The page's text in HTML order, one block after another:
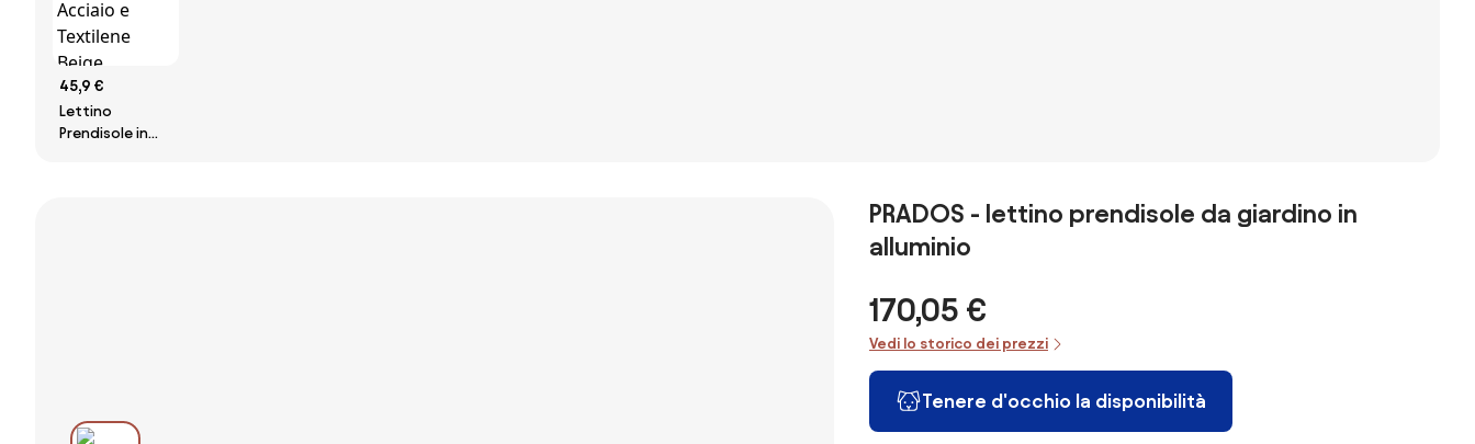
45,9 €
Lettino
Prendisole in
PRADOS - lettino prendisole da giardino in
alluminio
170,05 €
Vedi lo storico dei prezzi
Tenere d'occhio la disponibilità